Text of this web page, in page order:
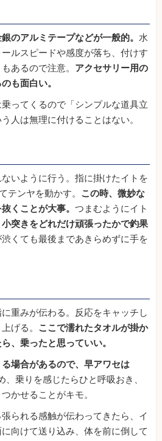
のアルミテープなどが一般的。 水
ルスピードや感度が落ち、付けす
あるので注意。 アクセサリー用の
も面白い。
ってくるので「シンプルな道具立
人は無理に付けることはない。
いように行う。指に掛けたイトを
テンヤを動かす。 この時、微妙な
くことが大事。 つまむようにイト
小突きをどれだけ頑張ったかで釣果
くても最後まであきらめずに手を
重みが伝わる。反応をキャッチし
げる。 ここで濡れたタオルが掛か
、乗ったと思っていい。
場合があるので、早アワセは
、乗りを感じたらひと呼吸おき、
かせることがキモ。
られる感触が伝わってきたら、イ
向けて送り込み、体を前に倒して